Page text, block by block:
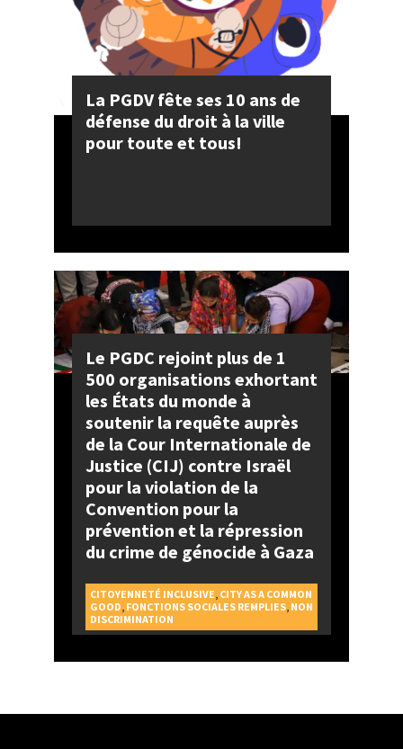
La PGDV fête ses 10 ans de
défense du droit à la ville
pour toute et tous!
Le PGDC rejoint plus de 1
500 organisations exhortant
les États du monde à
soutenir la requête auprès
de la Cour Internationale de
Justice (CIJ) contre Israël
pour la violation de la
Convention pour la
prévention et la répression
du crime de génocide à Gaza
CITOYENNETÉ INCLUSIVE CITY AS A COMMON
GOOD FONCTIONS SOCIALES REMPLIES, NON
DISCRIMINATION